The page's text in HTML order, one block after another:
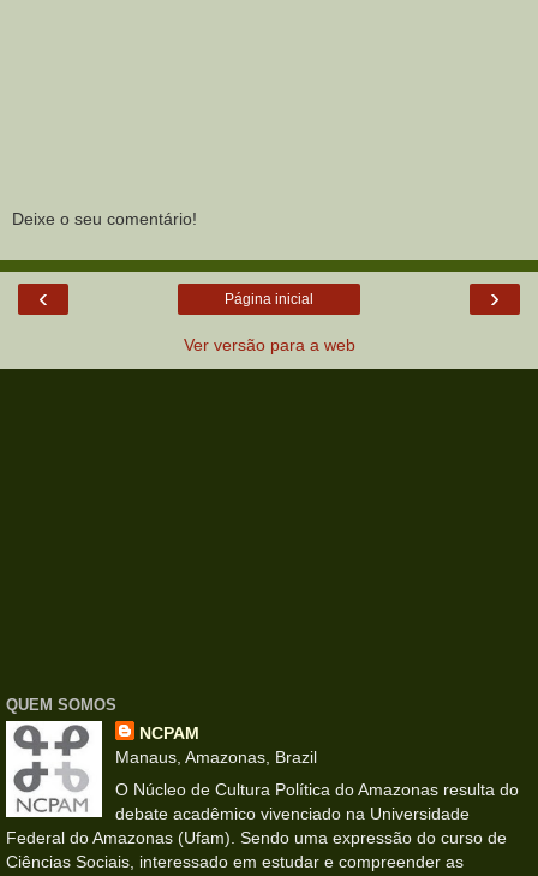
Deixe o seu comentário!
‹ ›
Página inicial
Ver versão para a web
QUEM SOMOS
NCPAM
Manaus, Amazonas, Brazil
O Núcleo de Cultura Política do Amazonas resulta do
debate acadêmico vivenciado na Universidade
Federal do Amazonas (Ufam). Sendo uma expressão do curso de
Ciências Sociais, interessado em estudar e compreender as